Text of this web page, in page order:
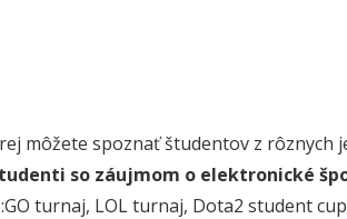
môžete spoznať študentov z rôznych
so záujmom o elektronické
turnaj, LOL turnaj, Dota2 student